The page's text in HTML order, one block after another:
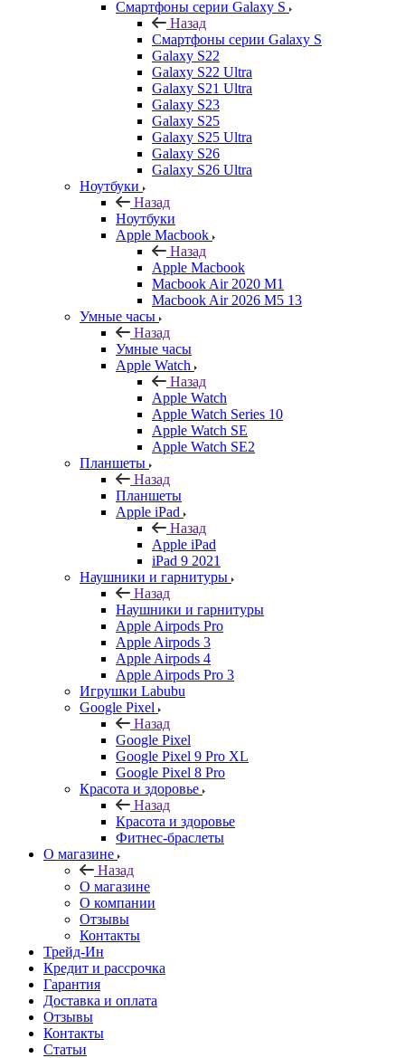
Смартфоны серии Galaxy S
Назад
Смартфоны серии Galaxy S
Galaxy S22
Galaxy S22 Ultra
Galaxy S21 Ultra
Galaxy S23
Galaxy S25
Galaxy S25 Ultra
Galaxy S26
Galaxy S26 Ultra
Ноутбуки
Назад
Ноутбуки
Apple Macbook
Назад
Apple Macbook
Macbook Air 2020 M1
Macbook Air 2026 M5 13
Умные часы
Назад
Умные часы
Apple Watch
Назад
Apple Watch
Apple Watch Series 10
Apple Watch SE
Apple Watch SE2
Планшеты
Назад
Планшеты
Apple iPad
Назад
Apple iPad
iPad 9 2021
Наушники и гарнитуры
Назад
Наушники и гарнитуры
Apple Airpods Pro
Apple Airpods 3
Apple Airpods 4
Apple Airpods Pro 3
Игрушки Labubu
Google Pixel
Назад
Google Pixel
Google Pixel 9 Pro XL
Google Pixel 8 Pro
Красота и здоровье
Назад
Красота и здоровье
Фитнес-браслеты
О магазине
Назад
О магазине
О компании
Отзывы
Контакты
Трейд-Ин
Кредит и рассрочка
Гарантия
Доставка и оплата
Отзывы
Контакты
Статьи